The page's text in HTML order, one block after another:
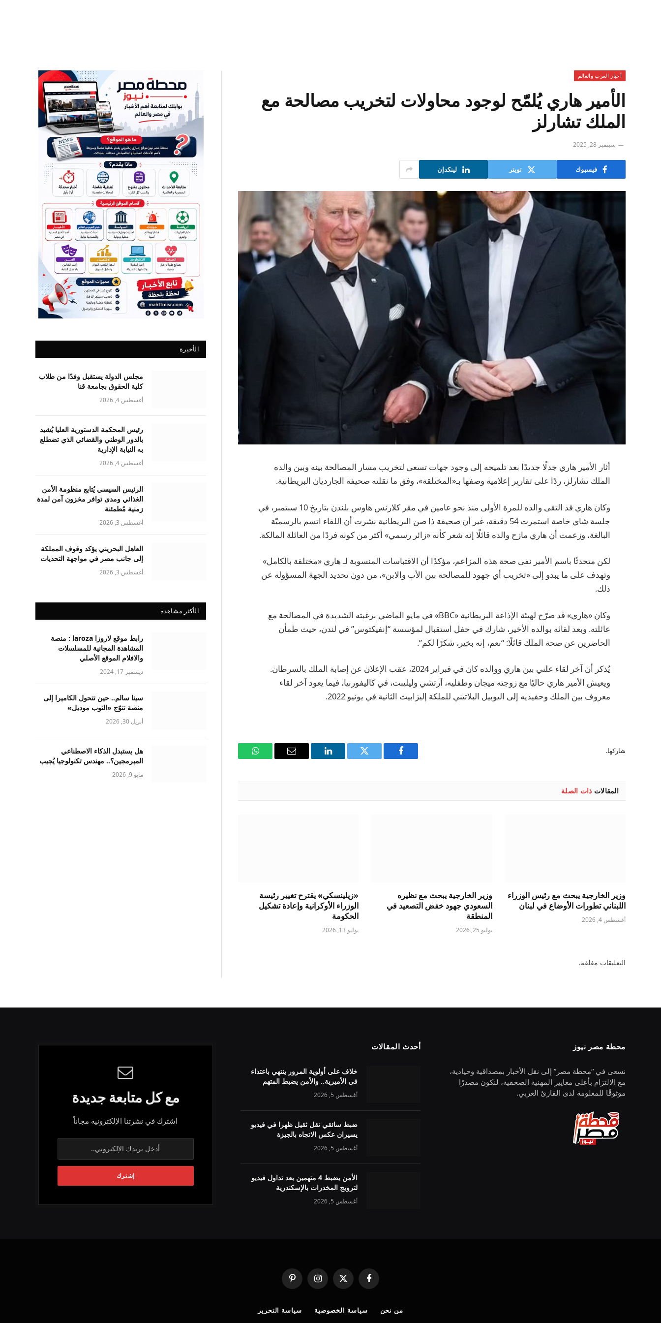
أخبار العرب والعالم
الأمير هاري يُلمّح لوجود محاولات لتخريب مصالحة مع
الملك تشارلز
سبتمبر 28, 2025
فيسبوك تويتر لينكدإن
أثار الأمير هاري جدلًا جديدًا بعد تلميحه إلى وجود جهات تسعى لتخريب مسار المصالحة بينه وبين والده
الملك تشارلز، ردًا على تقارير إعلامية وصفها بـ«المختلقة»، وفق ما نقلته صحيفة الجارديان البريطانية.
وكان هاري قد التقى والده للمرة الأولى منذ نحو عامين في مقر كلارنس هاوس بلندن بتاريخ 10 سبتمبر، في
جلسة شاي خاصة استمرت 54 دقيقة، غير أن صحيفة ذا صن البريطانية نشرت أن اللقاء اتسم بالرسميّة
البالغة، وزعمت أن هاري مازح والده قائلًا إنه شعر كأنه «زائر رسمي» أكثر من كونه فردًا من العائلة المالكة.
لكن متحدثًا باسم الأمير نفى صحة هذه المزاعم، مؤكدًا أن الاقتباسات المنسوبة لـ هاري «مختلقة بالكامل»
وتهدف على ما يبدو إلى «تخريب أي جهود للمصالحة بين الأب والابن»، من دون تحديد الجهة المسؤولة عن
ذلك.
وكان «هاري» قد صرّح لهيئة الإذاعة البريطانية «BBC» في مايو الماضي برغبته الشديدة في المصالحة مع
عائلته. وبعد لقائه بوالده الأخير، شارك في حفل استقبال لمؤسسة “إنفيكتوس” في لندن، حيث طمأن
الحاضرين عن صحة الملك قائلًا: “نعم، إنه بخير، شكرًا لكم”.
يُذكر أن آخر لقاء علني بين هاري ووالده كان في فبراير 2024، عقب الإعلان عن إصابة الملك بالسرطان.
ويعيش الأمير هاري حاليًا مع زوجته ميجان وطفليه، آرتشي وليليبت، في كاليفورنيا، فيما يعود آخر لقاء
معروف بين الملك وحفيديه إلى اليوبيل البلاتيني للملكة إليزابيث الثانية في يونيو 2022.
شاركها.
فيسبوك
تويتر لينكدإن
البريد
واتساب
المقالات ذات الصلة
وزير الخارجية يبحث مع رئيس الوزراء
اللبناني تطورات الأوضاع في لبنان
أغسطس 4, 2026
وزير الخارجية يبحث مع نظيره
السعودي جهود خفض التصعيد في
المنطقة
يوليو 25, 2026
«زيلينسكي» يقترح تغيير رئيسة
الوزراء الأوكرانية وإعادة تشكيل
الحكومة
يوليو 13, 2026
التعليقات مغلقة.
الأخيرة
مجلس الدولة يستقبل وفدًا من طلاب
كلية الحقوق بجامعة قنا
أغسطس 4, 2026
رئيس المحكمة الدستورية العليا يُشيد
بالدور الوطني والقضائي الذي تضطلع
به النيابة الإدارية
أغسطس 4, 2026
الرئيس السيسي يُتابع منظومة الأمن
الغذائي ومدى توافر مخزون آمن لمدة
زمنية مُطمئنة
أغسطس 3, 2026
العاهل البحريني يؤكد وقوف المملكة
إلى جانب مصر في مواجهة التحديات
أغسطس 3, 2026
الأكثر مشاهدة
رابط موقع لاروزا laroza : منصة
المشاهدة المجانية للمسلسلات
والافلام الموقع الأصلي
ديسمبر 17, 2024
سينا سالم.. حين تتحول الكاميرا إلى
منصة تتوّج «التوب موديل»
أبريل 30, 2026
هل يستبدل الذكاء الاصطناعي
المبرمجين؟.. مهندس تكنولوجيا يُجيب
مايو 9, 2026
محطة مصر نيوز
نسعى في “محطة مصر” إلى نقل الأخبار بمصداقية وحيادية،
مع الالتزام بأعلى معايير المهنية الصحفية، لنكون مصدرًا
موثوقًا للمعلومة لدى القارئ العربي.
أحدث المقالات
خلاف على أولوية المرور ينتهي باعتداء
في الأميرية.. والأمن يضبط المتهم
أغسطس 5, 2026
ضبط سائقي نقل ثقيل ظهرا في فيديو
يسيران عكس الاتجاه بالجيزة
أغسطس 5, 2026
الأمن يضبط 4 متهمين بعد تداول فيديو
لترويج المخدرات بالإسكندرية
أغسطس 5, 2026
مع كل متابعة جديدة
اشترك في نشرتنا الإلكترونية مجاناً
فيسبوك
X
(Twitter)
الانستغرامبينتيريست
من نحن سياسة الخصوصية سياسة التحرير